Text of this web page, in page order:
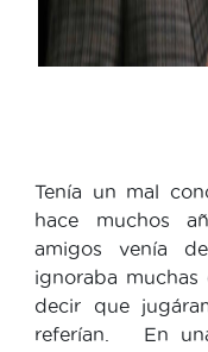
Tenía un mal
hace muchos
amigos venía
ignoraba
decir que
referían. En